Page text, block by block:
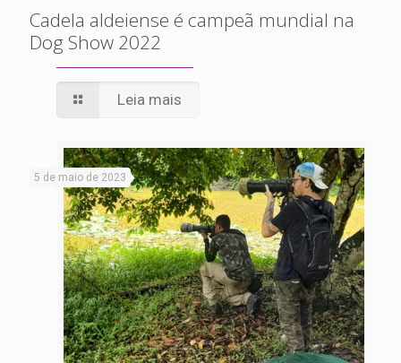
Cadela aldeiense é campeã mundial na
Dog Show 2022
Leia mais
5 de maio de 2023